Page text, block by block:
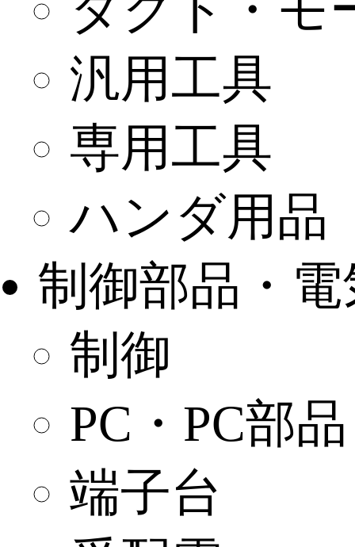
汎用工具
専用工具
ハンダ用品
制御部品・
制御
PC・PC部
端子台